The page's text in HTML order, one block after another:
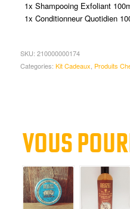
1x Shampooing Exfoliant
1x Conditionneur Quotidien
SKU: 210000000174
Categories: Kit Cadeaux Produits
Vous